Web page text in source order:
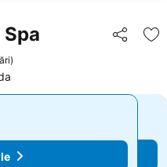
Distribuiți
)